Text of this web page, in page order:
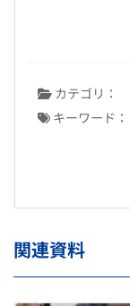
カテゴリ：
キーワード：
関連資料